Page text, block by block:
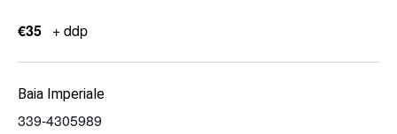
€35 + ddp
Baia Imperiale
339-4305989